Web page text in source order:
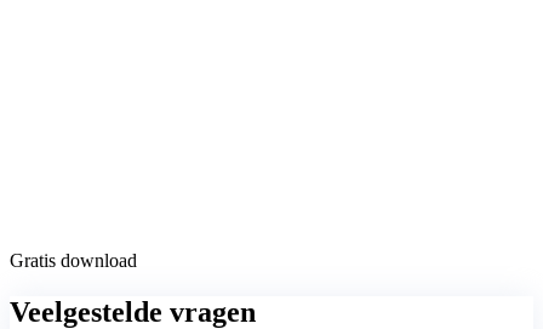
Gratis download
Veelgestelde vragen